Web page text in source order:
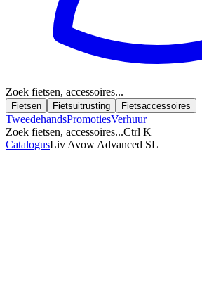
Zoek fietsen, accessoires...
Fietsen Fietsuitrusting Fietsaccessoires
TweedehandsPromotiesVerhuur
Zoek fietsen, accessoires...Ctrl K
CatalogusLiv Avow Advanced SL